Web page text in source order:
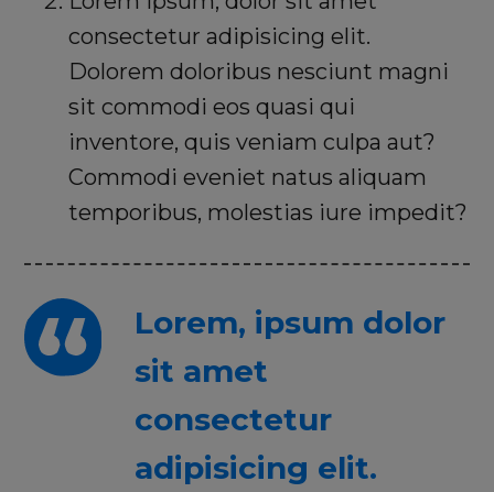
consectetur adipisicing elit.
Dolorem doloribus nesciunt magni
sit commodi eos quasi qui
inventore, quis veniam culpa aut?
Commodi eveniet natus aliquam
temporibus, molestias iure impedit?
Lorem, ipsum dolor
sit amet
consectetur
adipisicing elit.